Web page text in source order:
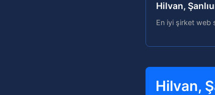
Hilvan,
En iyi şirket web
Hilvan,